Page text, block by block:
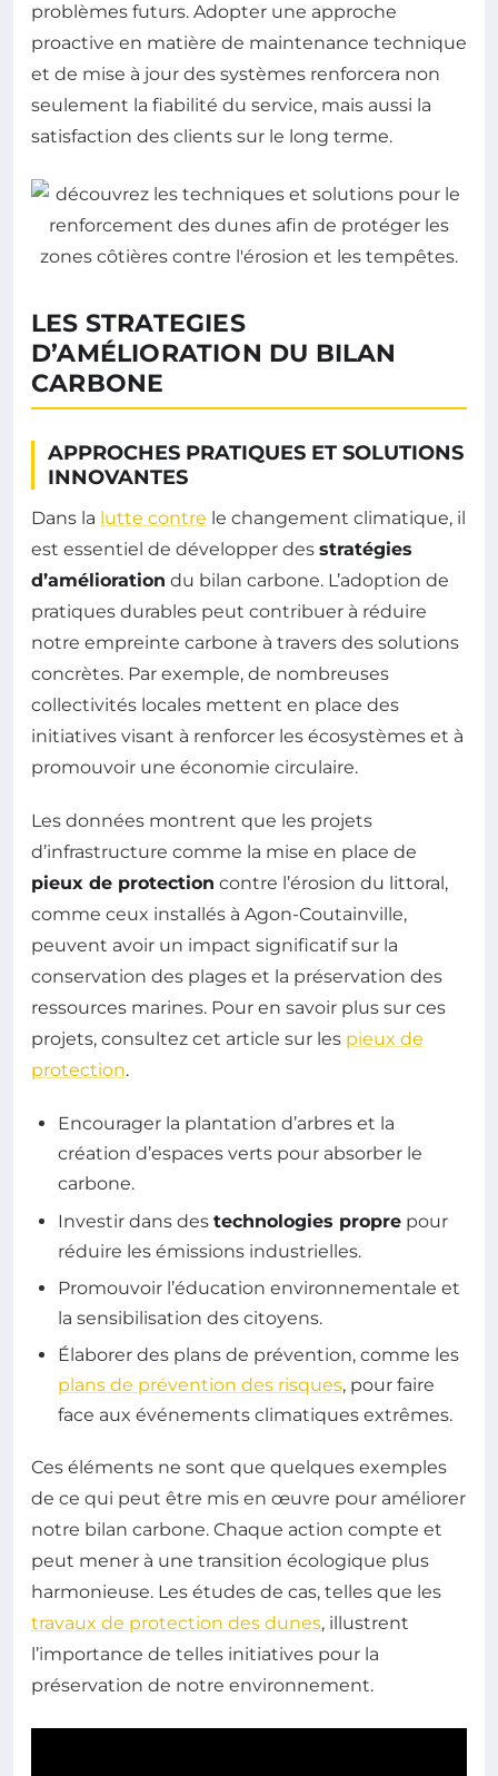
problèmes futurs. Adopter une approche
proactive en matière de maintenance technique
et de mise à jour des systèmes renforcera non
seulement la fiabilité du service, mais aussi la
satisfaction des clients sur le long terme.
LES STRATEGIES
D’AMÉLIORATION DU BILAN
CARBONE
APPROCHES PRATIQUES ET SOLUTIONS
INNOVANTES
Dans la lutte contre le changement climatique, il
est essentiel de développer des stratégies
d’amélioration du bilan carbone. L’adoption de
pratiques durables peut contribuer à réduire
notre empreinte carbone à travers des solutions
concrètes. Par exemple, de nombreuses
collectivités locales mettent en place des
initiatives visant à renforcer les écosystèmes et à
promouvoir une économie circulaire.
Les données montrent que les projets
d’infrastructure comme la mise en place de
pieux de protection contre l’érosion du littoral,
comme ceux installés à Agon-Coutainville,
peuvent avoir un impact significatif sur la
conservation des plages et la préservation des
ressources marines. Pour en savoir plus sur ces
projets, consultez cet article sur les pieux de
protection.
Encourager la plantation d’arbres et la
création d’espaces verts pour absorber le
carbone.
Investir dans des technologies propre pour
réduire les émissions industrielles.
Promouvoir l’éducation environnementale et
la sensibilisation des citoyens.
Élaborer des plans de prévention, comme les
plans de prévention des risques, pour faire
face aux événements climatiques extrêmes.
Ces éléments ne sont que quelques exemples
de ce qui peut être mis en œuvre pour améliorer
notre bilan carbone. Chaque action compte et
peut mener à une transition écologique plus
harmonieuse. Les études de cas, telles que les
travaux de protection des dunes, illustrent
l’importance de telles initiatives pour la
préservation de notre environnement.